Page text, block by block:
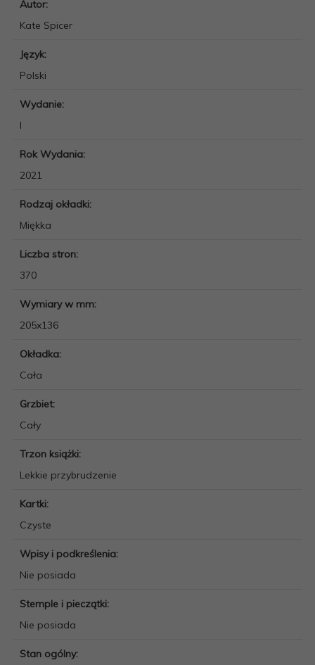
Autor:
Kate Spicer
Język:
Polski
Wydanie:
I
Rok Wydania:
2021
Rodzaj okładki:
Miękka
Liczba stron:
370
Wymiary w mm:
205x136
Okładka:
Cała
Grzbiet:
Cały
Trzon książki:
Lekkie przybrudzenie
Kartki:
Czyste
Wpisy i podkreślenia:
Nie posiada
Stemple i pieczątki:
Nie posiada
Stan ogólny: